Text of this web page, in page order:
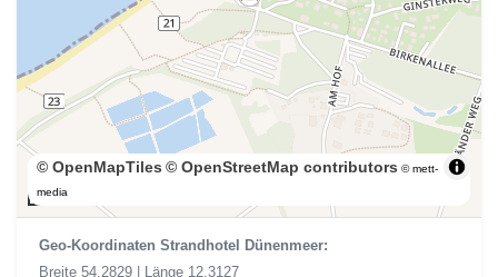
200 m
© OpenMapTiles © OpenStreetMap contributors © mett-
media
Geo-Koordinaten Strandhotel Dünenmeer:
Breite 54.2829 | Länge 12.3127